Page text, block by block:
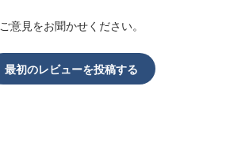
ご意見をお聞かせください。
最初のレビューを投稿する